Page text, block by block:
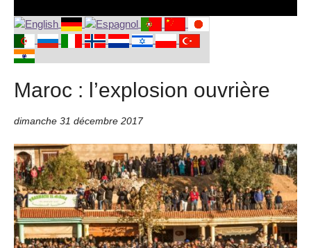
Maroc : l’explosion ouvrière
dimanche 31 décembre 2017